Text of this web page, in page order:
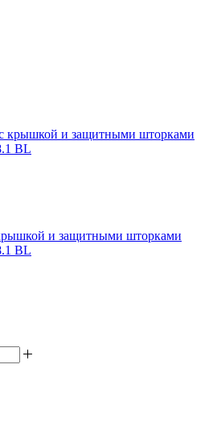
и защитными шторками
BL